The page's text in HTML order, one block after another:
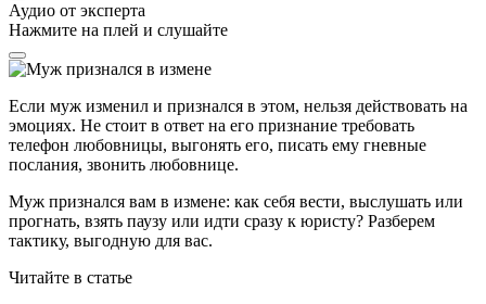
Аудио от эксперта
Нажмите на плей и слушайте
Если муж изменил и признался в этом, нельзя действовать на
эмоциях. Не стоит в ответ на его признание требовать
телефон любовницы, выгонять его, писать ему гневные
послания, звонить любовнице.
Муж признался вам в измене: как себя вести, выслушать или
прогнать, взять паузу или идти сразу к юристу? Разберем
тактику, выгодную для вас.
Читайте в статье